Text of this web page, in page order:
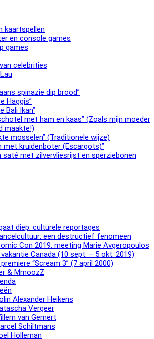
kaartspellen
en console games
games
celebrities
spinazie dip brood”
Haggis”
Bali Ikan”
met ham en kaas” (Zoals mijn moeder
maakte!)
mosselen” (Traditionele wijze)
met krui­den­bo­ter (Escargots)”
saté met zilvervliesrijst en sperziebonen
diep: culturele reportages
een destructief fenomeen
Con 2019: meeting Marie Avgeropoulos
Canada (10 sept. – 5 okt. 2019)
“Scream 3” (7 april 2000)
& MmoozZ
Alexander Heikens
Vergeer
van Gemert
Schiltmans
Holleman